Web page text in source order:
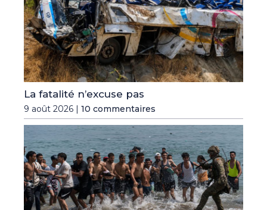
La fatalité n’excuse pas
9 août 2026 | 10 commentaires